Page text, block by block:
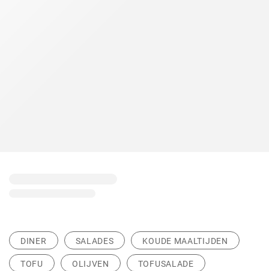
DINER SALADES KOUDE MAALTIJDEN
TOFU OLIJVEN TOFUSALADE